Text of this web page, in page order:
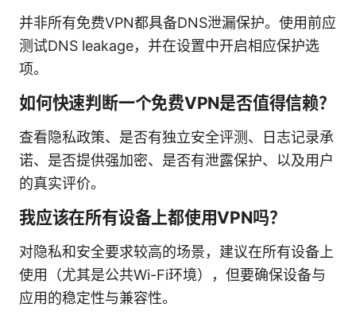
并非所有免费VPN都具备DNS泄漏保护。使用前应
测试DNS leakage，并在设置中开启相应保护选
项。
如何快速判断一个免费VPN是否值得信赖？
查看隐私政策、是否有独立安全评测、日志记录承
诺、是否提供强加密、是否有泄露保护、以及用户
的真实评价。
我应该在所有设备上都使用VPN吗？
对隐私和安全要求较高的场景，建议在所有设备上
使用（尤其是公共Wi-Fi环境），但要确保设备与
应用的稳定性与兼容性。